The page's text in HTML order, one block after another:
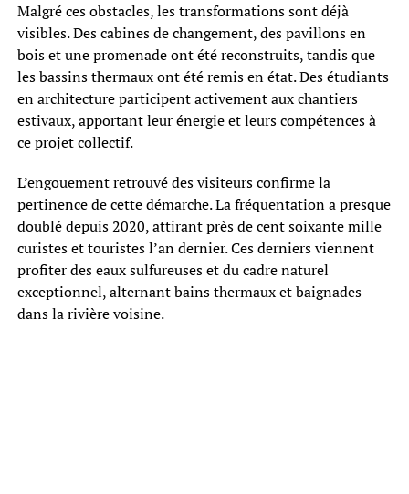
Malgré ces obstacles, les transformations sont déjà
visibles. Des cabines de changement, des pavillons en
bois et une promenade ont été reconstruits, tandis que
les bassins thermaux ont été remis en état. Des étudiants
en architecture participent activement aux chantiers
estivaux, apportant leur énergie et leurs compétences à
ce projet collectif.
L’engouement retrouvé des visiteurs confirme la
pertinence de cette démarche. La fréquentation a presque
doublé depuis 2020, attirant près de cent soixante mille
curistes et touristes l’an dernier. Ces derniers viennent
profiter des eaux sulfureuses et du cadre naturel
exceptionnel, alternant bains thermaux et baignades
dans la rivière voisine.